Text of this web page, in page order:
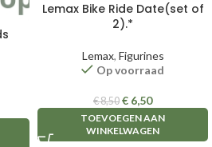
Lemax Bike Ride Date(set of
2).*
Lemax, Figurines
Op voorraad
€8,50 € 6,50
TOEVOEGEN AAN
WINKELWAGEN